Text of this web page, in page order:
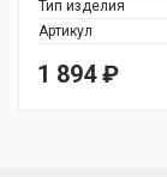
Тип изделия
Артикул
1 894₽